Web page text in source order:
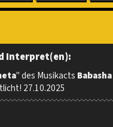
Interpret(en):
" des Musikacts Babasha
27.10.2025